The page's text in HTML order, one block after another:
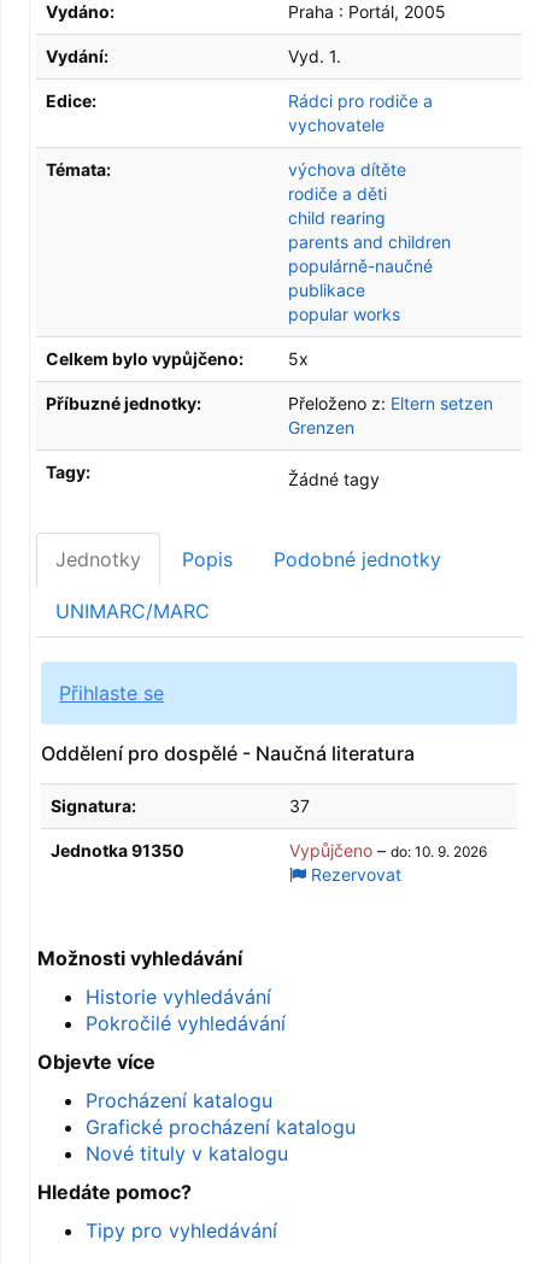
Vydáno: Praha : Portál, 2005
Vydání: Vyd. 1.
Edice:
Rádci pro rodiče a
vychovatele
Témata:
výchova dítěte
rodiče a děti
child rearing
parents and children
populárně-naučné
publikace
popular works
Celkem bylo vypůjčeno: 5x
Příbuzné jednotky: Přeloženo z: Eltern setzen
Grenzen
Tagy: Žádné tagy
Jednotky Popis Podobné jednotky
UNIMARC/MARC
Přihlaste se
Oddělení pro dospělé - Naučná literatura
Signatura: 37
Jednotka 91350 Vypůjčeno – do: 10. 9. 2026
Rezervovat
Možnosti vyhledávání
Historie vyhledávání
Pokročilé vyhledávání
Objevte více
Procházení katalogu
Grafické procházení katalogu
Nové tituly v katalogu
Hledáte pomoc?
Tipy pro vyhledávání